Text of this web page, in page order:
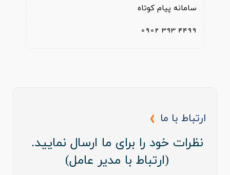
سامانه پیام کوتاه
4499 393 0902
ارتباط با ما
نظرات خود را برای ما ارسال نمایید.
(ارتباط با مدیر عامل)